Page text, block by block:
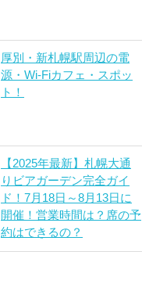
厚別・新札幌駅周辺の電
源・Wi-Fiカフェ・スポッ
ト！
【2025年最新】札幌大通
りビアガーデン完全ガイ
ド！7月18日～8月13日に
開催！営業時間は？席の予
約はできるの？